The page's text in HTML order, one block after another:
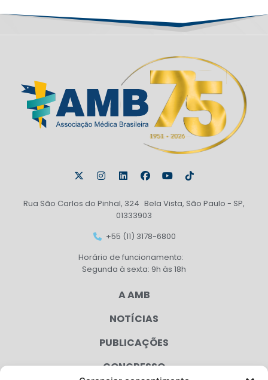
Rua São Carlos do Pinhal, 324 Bela Vista, São Paulo - SP,
01333903
+55 (11) 3178-6800
Horário de funcionamento:
Segunda à sexta: 9h às 18h
A AMB
NOTÍCIAS
PUBLICAÇÕES
CONGRESSO